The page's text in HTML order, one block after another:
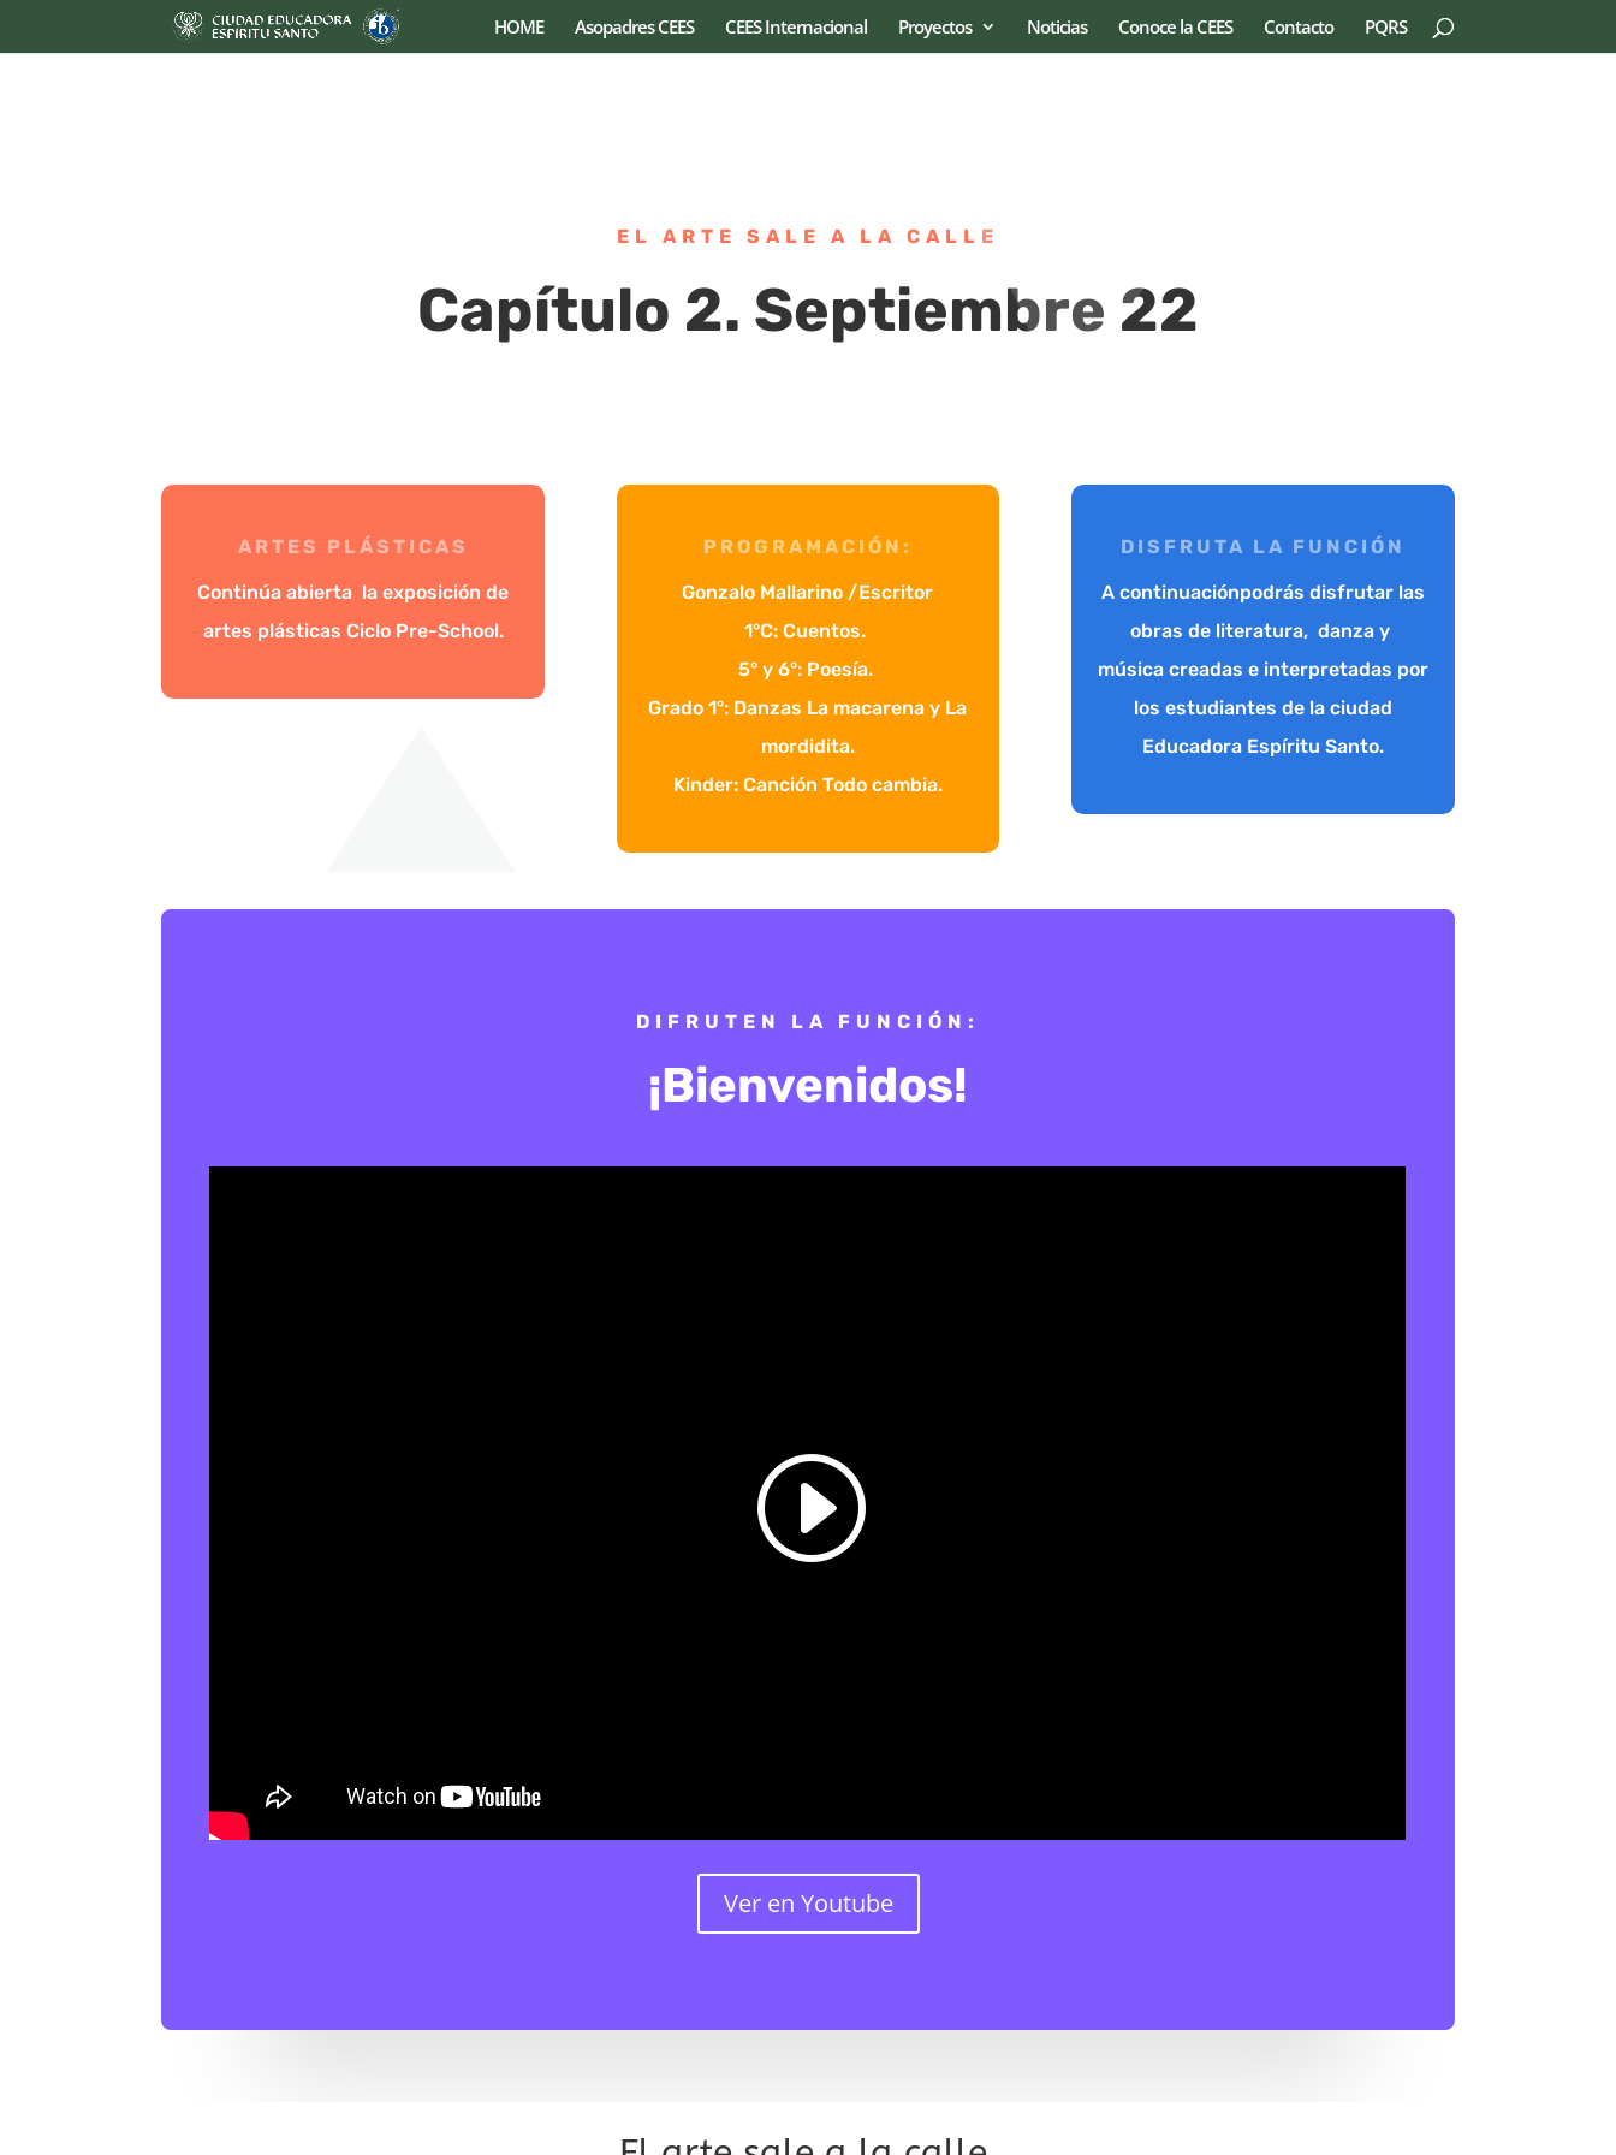
HOME Asopadres CEES CEES Internacional Proyectos Noticias Conoce la CEES Contacto PQRS
EL ARTE SALE A LA CALLE
Capítulo 2. Septiembre 22
ARTES PLÁSTICAS
Continúa abierta la exposición de
artes plásticas Ciclo Pre-School.
PROGRAMACIÓN:
Gonzalo Mallarino /Escritor
1°C: Cuentos.
5° y 6°: Poesía.
Grado 1°: Danzas La macarena y La
mordidita.
Kinder: Canción Todo cambia.
DISFRUTA LA FUNCIÓN
A continuaciónpodrás disfrutar las
obras de literatura, danza y
música creadas e interpretadas por
los estudiantes de la ciudad
Educadora Espíritu Santo.
DIFRUTEN LA FUNCIÓN:
¡Bienvenidos!
Ver en Youtube